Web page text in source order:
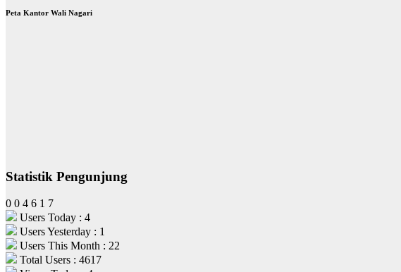
Peta Kantor Wali Nagari
Statistik Pengunjung
0 0 4 6 1 7
Users Today : 4
Users Yesterday : 1
Users This Month : 22
Total Users : 4617